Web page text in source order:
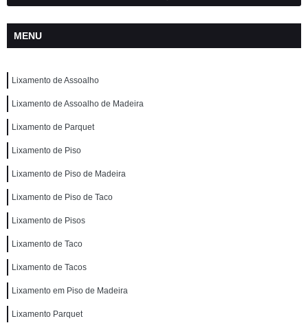
MENU
Lixamento de Assoalho
Lixamento de Assoalho de Madeira
Lixamento de Parquet
Lixamento de Piso
Lixamento de Piso de Madeira
Lixamento de Piso de Taco
Lixamento de Pisos
Lixamento de Taco
Lixamento de Tacos
Lixamento em Piso de Madeira
Lixamento Parquet